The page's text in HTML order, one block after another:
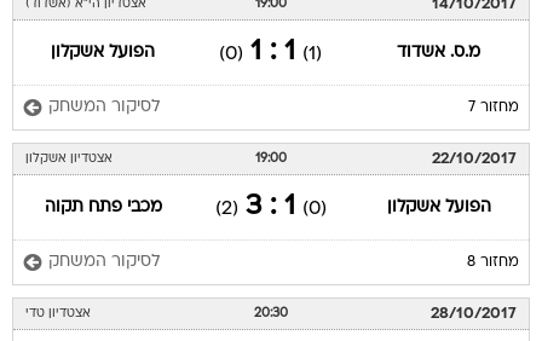
14/10/2017
19:00 אצטדיון הי"א (אשדוד)
מ.ס. אשדוד (1)
1 : 1
(0) הפועל אשקלון
מחזור 7 לסיקור המשחק
22/10/2017
19:00 אצטדיון אשקלון
הפועל אשקלון (0)
1 : 3
(2) מכבי פתח תקוה
מחזור 8 לסיקור המשחק
28/10/2017
20:30 אצטדיון טדי